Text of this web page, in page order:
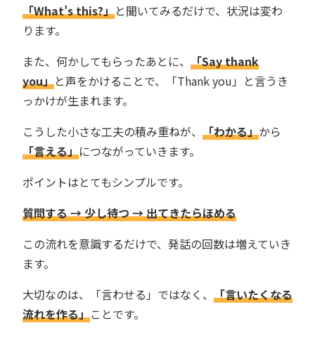
「What’s this?」と聞いてみるだけで、状況は変わ
ります。
また、何かしてもらったあとに、 「Say thank
you」と声をかけることで、「Thank you」と言うき
っかけが生まれます。
こうした小さな工夫の積み重ねが、 「わかる」から
「言える」につながっていきます。
ポイントはとてもシンプルです。
質問する → 少し待つ → 出てきたらほめる
この流れを意識するだけで、発話の回数は増えていき
ます。
大切なのは、「言わせる」ではなく、 「言いたくなる
流れを作る」ことです。